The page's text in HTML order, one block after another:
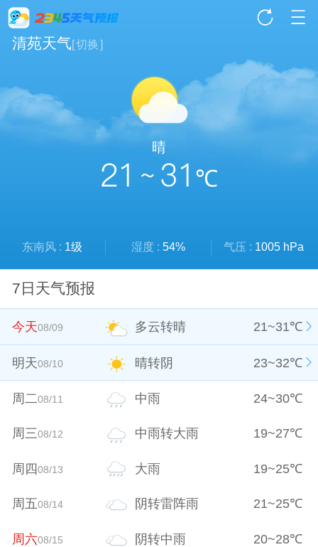
清苑天气[切换]
晴
21 ~ 31 ℃
东南风 : 1级 湿度 : 54% 气压 : 1005 hPa
7日天气预报
今天08/09 多云转晴 21~31℃
明天08/10 晴转阴 23~32℃
周二08/11 中雨 24~30℃
周三08/12 中雨转大雨 19~27℃
周四08/13 大雨 19~25℃
周五08/14 阴转雷阵雨 21~25℃
周六08/15 阴转中雨 20~28℃